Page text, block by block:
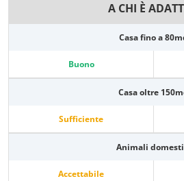
A CHI È
Casa fino a
Buono
Casa oltre
Sufficiente
Animali
Accettabile